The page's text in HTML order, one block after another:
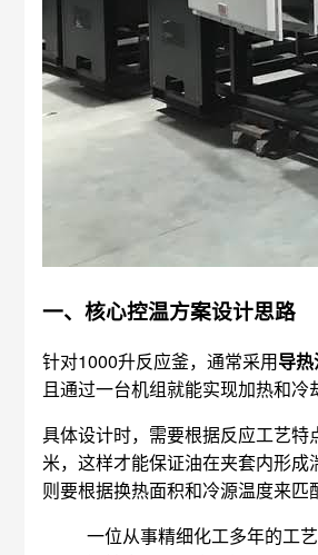
一、核心控温方案设计思路
针对1000升反应釜，通常采用导
且通过一台机组就能实现加热和冷
具体设计时，需要根据反应工艺
米，这样才能保证油在夹套内形
则要根据换热面积和冷源温度来匹
一位从事精细化工多年的工